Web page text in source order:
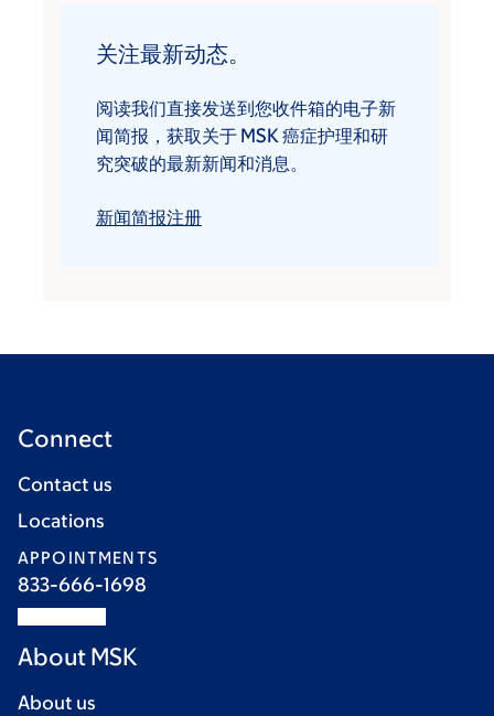
关注最新动态。
阅读我们直接发送到您收件箱的电子新
闻简报，获取关于 MSK 癌症护理和研
究突破的最新新闻和消息。
新闻简报注册
Connect
Contact us
Locations
APPOINTMENTS
833-666-1698
About MSK
About us